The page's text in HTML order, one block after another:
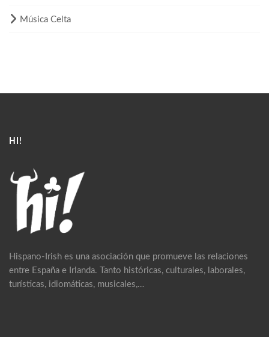
Música Celta
HI!
Hispano-Irish es una asociación que promueve las relaciones
entre España e Irlanda. Tanto históricas, culturales, laborales,
turísticas, idiomáticas, musicales,…